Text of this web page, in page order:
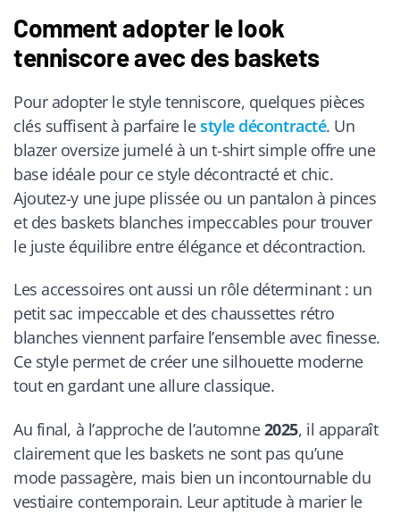
Comment adopter le look
tenniscore avec des baskets
Pour adopter le style tenniscore, quelques pièces
clés suffisent à parfaire lestyle décontracté. Un
blazer oversize jumelé à un t-shirt simple offre une
base idéale pour ce style décontracté et chic.
Ajoutez-y une jupe plissée ou un pantalon à pinces
et des baskets blanches impeccables pour trouver
le juste équilibre entre élégance et décontraction.
Les accessoires ont aussi un rôle déterminant : un
petit sac impeccable et des chaussettes rétro
blanches viennent parfaire l’ensemble avec finesse.
Ce style permet de créer une silhouette moderne
tout en gardant une allure classique.
Au final, à l’approche de l’automne2025, il apparaît
clairement que les baskets ne sont pas qu’une
mode passagère, mais bien un incontournable du
vestiaire contemporain. Leur aptitude à marier le